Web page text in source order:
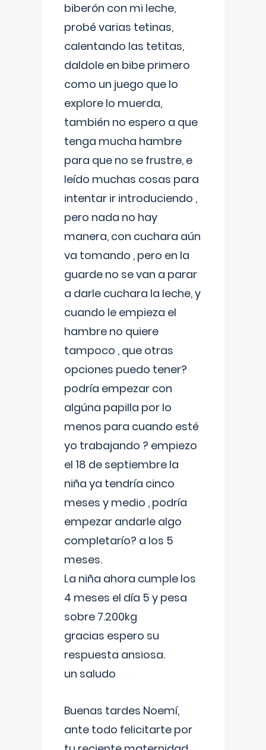
biberón con mi leche,
probé varias tetinas,
calentando las tetitas,
daldole en bibe primero
como un juego que lo
explore lo muerda,
también no espero a que
tenga mucha hambre
para que no se frustre, e
leído muchas cosas para
intentar ir introduciendo ,
pero nada no hay
manera, con cuchara aún
va tomando , pero en la
guarde no se van a parar
a darle cuchara la leche, y
cuando le empieza el
hambre no quiere
tampoco , que otras
opciones puedo tener?
podría empezar con
algúna papilla por lo
menos para cuando esté
yo trabajando ? empiezo
el 18 de septiembre la
niña ya tendría cinco
meses y medio , podría
empezar andarle algo
completarío? a los 5
meses.
La niña ahora cumple los
4 meses el día 5 y pesa
sobre 7.200kg
gracias espero su
respuesta ansiosa.
un saludo
Buenas tardes Noemí,
ante todo felicitarte por